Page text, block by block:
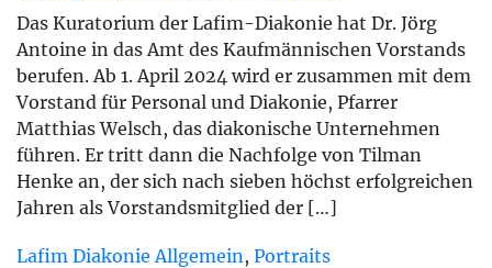
Das Kuratorium der Lafim-Diakonie hat Dr. Jörg
Antoine in das Amt des Kaufmännischen Vorstands
berufen. Ab 1. April 2024 wird er zusammen mit dem
Vorstand für Personal und Diakonie, Pfarrer
Matthias Welsch, das diakonische Unternehmen
führen. Er tritt dann die Nachfolge von Tilman
Henke an, der sich nach sieben höchst erfolgreichen
Jahren als Vorstandsmitglied der […]
Lafim Diakonie Allgemein, Portraits